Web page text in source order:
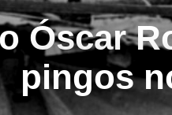
Óscar
pingos